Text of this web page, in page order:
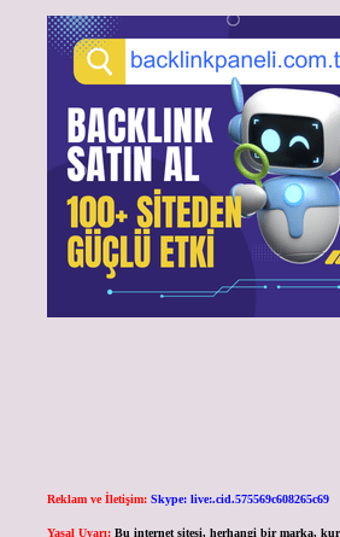
Reklam ve İletişim: Skype: live:.cid.575569c608265c69
Yasal Uyarı: Bu internet sitesi, herhangi bir marka,